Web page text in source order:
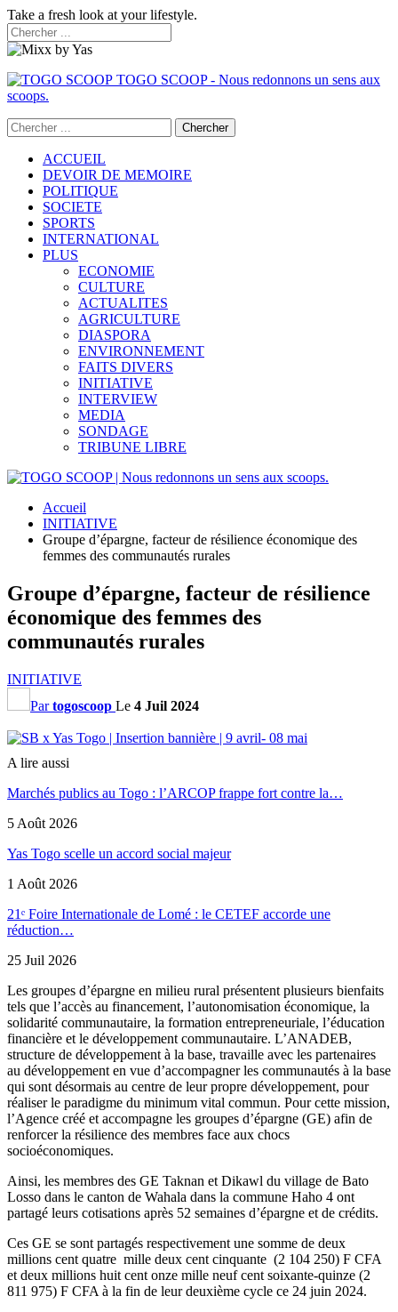
Take a fresh look at your lifestyle.
TOGO SCOOP - Nous redonnons un sens aux
scoops.
ACCUEIL
DEVOIR DE MEMOIRE
POLITIQUE
SOCIETE
SPORTS
INTERNATIONAL
PLUS
ECONOMIE
CULTURE
ACTUALITES
AGRICULTURE
DIASPORA
ENVIRONNEMENT
FAITS DIVERS
INITIATIVE
INTERVIEW
MEDIA
SONDAGE
TRIBUNE LIBRE
Accueil
INITIATIVE
Groupe d’épargne, facteur de résilience économique des
femmes des communautés rurales
Groupe d’épargne, facteur de résilience
économique des femmes des
communautés rurales
INITIATIVE
Partogoscoop Le 4 Juil 2024
A lire aussi
Marchés publics au Togo : l’ARCOP frappe fort contre la…
5 Août 2026
Yas Togo scelle un accord social majeur
1 Août 2026
21ᵉ Foire Internationale de Lomé : le CETEF accorde une
réduction…
25 Juil 2026
Les groupes d’épargne en milieu rural présentent plusieurs bienfaits
tels que l’accès au financement, l’autonomisation économique, la
solidarité communautaire, la formation entrepreneuriale, l’éducation
financière et le développement communautaire. L’ANADEB,
structure de développement à la base, travaille avec les partenaires
au développement en vue d’accompagner les communautés à la base
qui sont désormais au centre de leur propre développement, pour
réaliser le paradigme du minimum vital commun. Pour cette mission,
l’Agence créé et accompagne les groupes d’épargne (GE) afin de
renforcer la résilience des membres face aux chocs
socioéconomiques.
Ainsi, les membres des GE Taknan et Dikawl du village de Bato
Losso dans le canton de Wahala dans la commune Haho 4 ont
partagé leurs cotisations après 52 semaines d’épargne et de crédits.
Ces GE se sont partagés respectivement une somme de deux
millions cent quatre mille deux cent cinquante (2 104 250) F CFA
et deux millions huit cent onze mille neuf cent soixante-quinze (2
811 975) F CFA à la fin de leur deuxième cycle ce 24 juin 2024.